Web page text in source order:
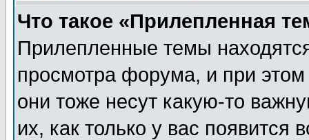
Что такое «Прилепленная
Прилепленные темы
просмотра форума, и при
они тоже несут какую-то
их, как только у вас появится